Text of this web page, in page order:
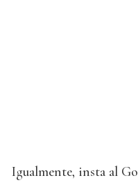
Igualmente, insta al